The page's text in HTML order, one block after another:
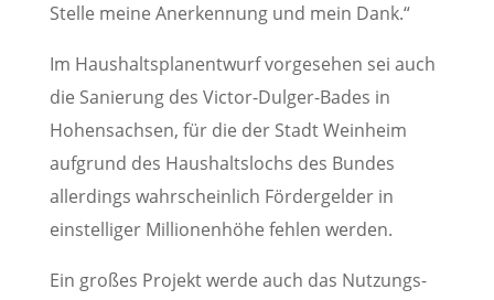
Stelle meine Anerkennung und mein Dank.“
Im Haushaltsplanentwurf vorgesehen sei auch
die Sanierung des Victor-Dulger-Bades in
Hohensachsen, für die der Stadt Weinheim
aufgrund des Haushaltslochs des Bundes
allerdings wahrscheinlich Fördergelder in
einstelliger Millionenhöhe fehlen werden.
Ein großes Projekt werde auch das Nutzungs-